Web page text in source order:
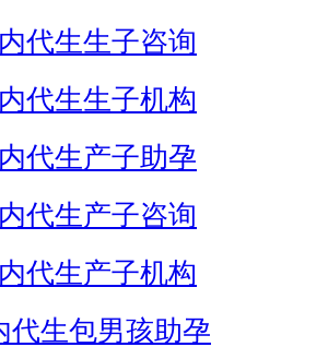
代生生子咨询
代生生子机构
代生产子助孕
代生产子咨询
代生产子机构
代生包男孩助孕